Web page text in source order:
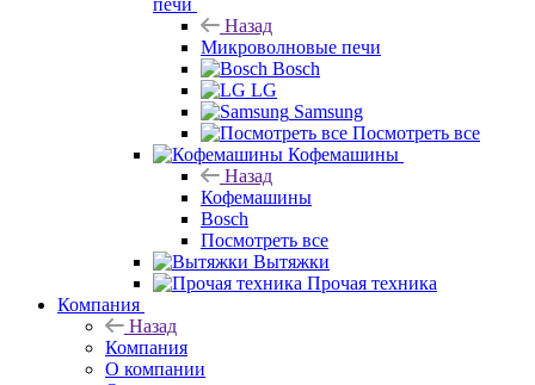
печи
Назад
Микроволновые печи
Bosch
LG
Samsung
Посмотреть все
Кофемашины
Назад
Кофемашины
Bosch
Посмотреть все
Вытяжки
Прочая техника
Компания
Назад
Компания
О компании